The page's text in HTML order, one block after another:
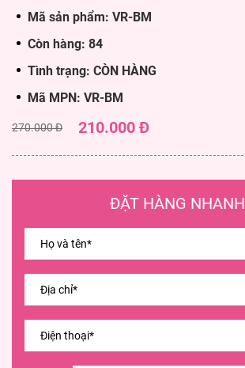
Mã sản phẩm: VR-BM
Còn hàng: 84
Tình trạng: CÒN HÀNG
Mã MPN: VR-BM
270.000 Đ 210.000 Đ
ĐẶT HÀNG NHANH